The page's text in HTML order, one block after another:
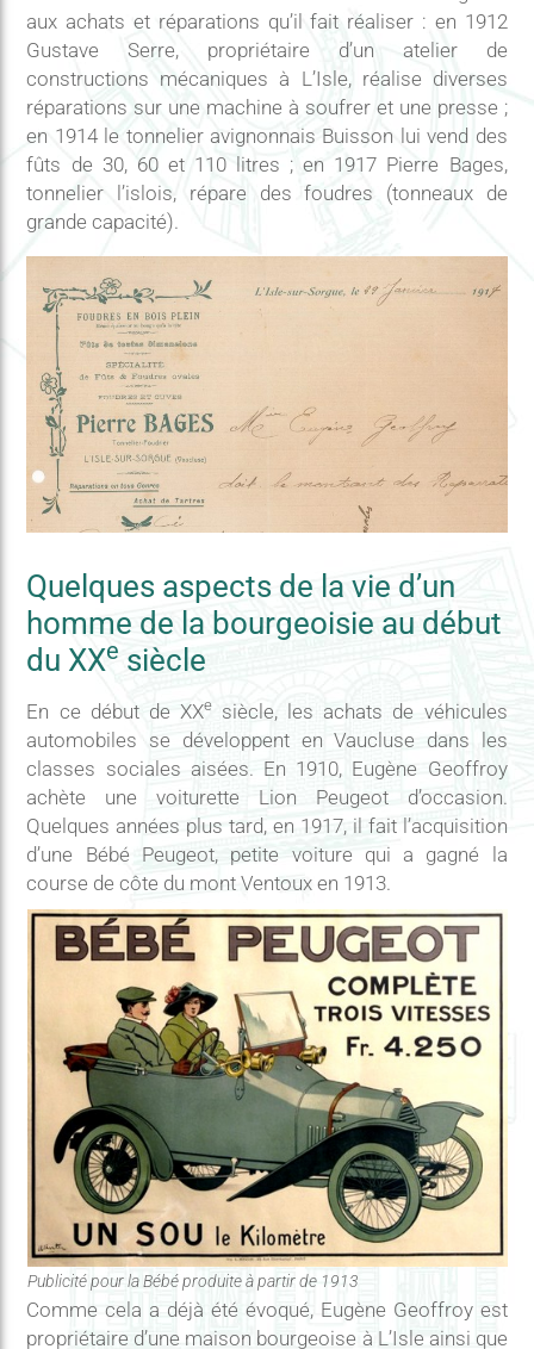
aux achats et réparations qu’il fait réaliser : en 1912
Gustave Serre, propriétaire d’un atelier de
constructions mécaniques à L’Isle, réalise diverses
réparations sur une machine à soufrer et une presse ;
en 1914 le tonnelier avignonnais Buisson lui vend des
fûts de 30, 60 et 110 litres ; en 1917 Pierre Bages,
tonnelier l’islois, répare des foudres (tonneaux de
grande capacité).
Quelques aspects de la vie d’un
homme de la bourgeoisie au début
du XXe siècle
En ce début de XXesiècle, les achats de véhicules
automobiles se développent en Vaucluse dans les
classes sociales aisées. En 1910, Eugène Geoffroy
achète une voiturette Lion Peugeot d’occasion.
Quelques années plus tard, en 1917, il fait l’acquisition
d’une Bébé Peugeot, petite voiture qui a gagné la
course de côte du mont Ventoux en 1913.
Publicité pour la Bébé produite à partir de 1913
Comme cela a déjà été évoqué, Eugène Geoffroy est
propriétaire d’une maison bourgeoise à L’Isle ainsi que